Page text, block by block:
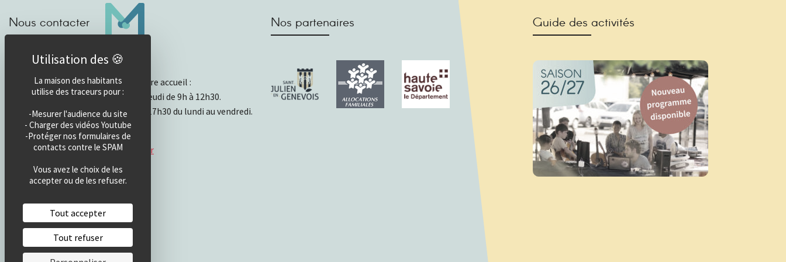
Nous contacter
Horaires et fonctionnement de notre accueil :
- Ouvert physiquement du lundi au jeudi de 9h à 12h30.
- Par mail ou téléphone de 13h30 à 17h30 du lundi au vendredi.
Téléphone : 04 50 49 23 68
Email :info@maisondeshabitants.fr
Nos partenaires Guide des activités
La maison des habitants
utilise des traceurs pour :
-Mesurer l'audience du site
- Charger des vidéos Youtube
-Protéger nos formulaires de
contacts contre le SPAM
Vous avez le choix de les
accepter ou de les refuser.
Tout accepter
Tout refuser